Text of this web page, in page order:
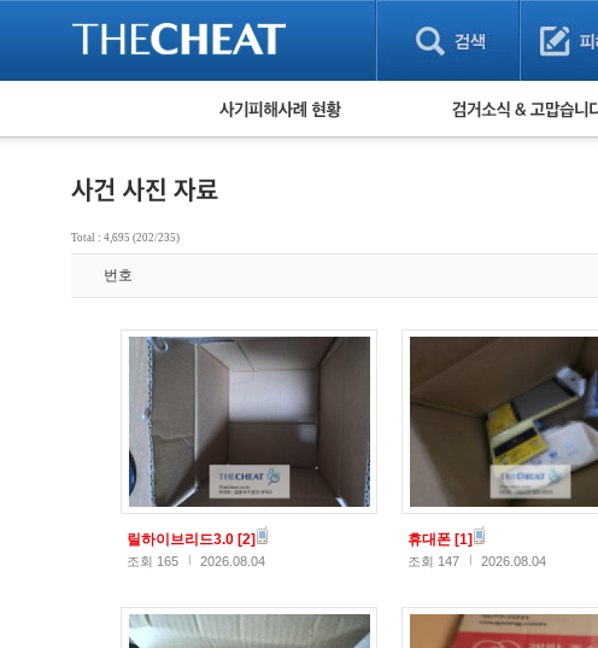
피해사례 현황
워킹홀리데이 피해사례
검거 소식
Total : 4,695 (202/235)
번호
릴하이브리드3.0 [2]
조회 165 2026.08.04
휴대폰 [1]
조회 147 2026.08.04